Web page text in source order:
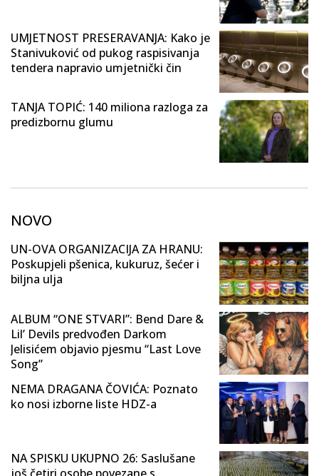
UMJETNOST PRESERAVANJA: Kako je
Stanivuković od pukog raspisivanja
tendera napravio umjetnički čin
TANJA TOPIĆ: 140 miliona razloga za
predizbornu glumu
NOVO
UN-OVA ORGANIZACIJA ZA HRANU:
Poskupjeli pšenica, kukuruz, šećer i
biljna ulja
ALBUM “ONE STVARI”: Bend Dare &
Lil’ Devils predvođen Darkom
Jelisićem objavio pjesmu “Last Love
Song”
NEMA DRAGANA ČOVIĆA: Poznato
ko nosi izborne liste HDZ-a
NA SPISKU UKUPNO 26: Saslušane